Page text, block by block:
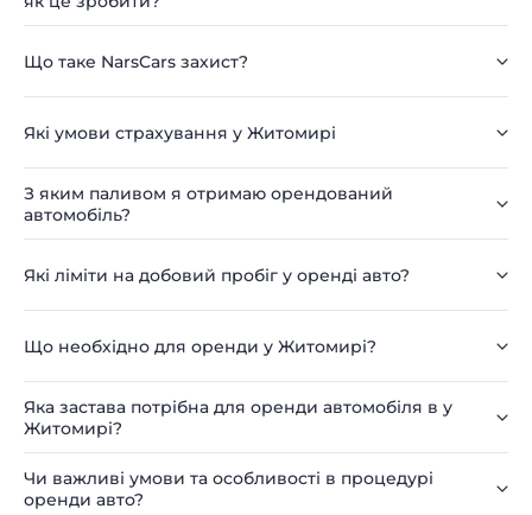
Що таке NarsCars захист?
Які умови страхування у Житомирі
З яким паливом я отримаю орендований
автомобіль?
Які ліміти на добовий пробіг у оренді авто?
Що необхідно для оренди у Житомирі?
Яка застава потрібна для оренди автомобіля в у
Житомирі?
Чи важливі умови та особливості в процедурі
оренди авто?